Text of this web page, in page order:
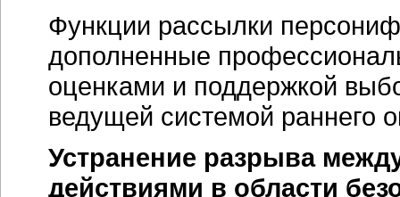
Функции рассылки
дополненные
оценками и поддержкой
ведущей системой раннего
Устранение разрыва
действиями в области